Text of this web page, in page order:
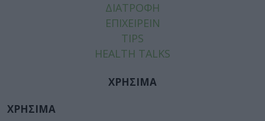
ΔΙΑΤΡΟΦΗ
ΕΠΙΧΕΙΡΕΙΝ
TIPS
HEALTH TALKS
ΧΡΗΣΙΜΑ
ΧΡΗΣΙΜΑ